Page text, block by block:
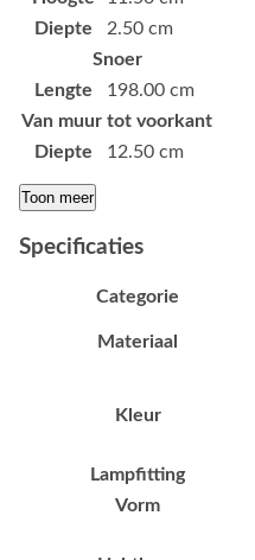
Diepte
2.50 cm
Snoer
Lengte
198.00 cm
Van muur tot voorkant
Diepte
12.50 cm
Toon meer
Specificaties
Categorie
Materiaal
Kleur
Lampfitting
Vorm